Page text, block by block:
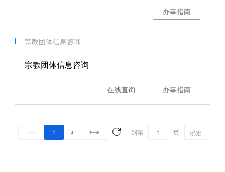
办事指南
宗教团体信息咨询
宗教团体信息咨询
办事指南
在线查询
上一页 1 2 下一页 到第 页 确定